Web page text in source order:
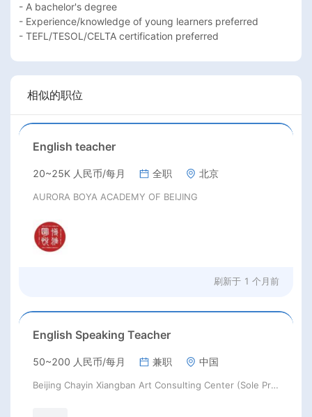
- A bachelor's degree
- Experience/knowledge of young learners preferred
- TEFL/TESOL/CELTA certification preferred
相似的职位
English teacher
20~25K 人民币/每月 全职 北京
AURORA BOYA ACADEMY OF BEIJING
刷新于 1 个月前
English Speaking Teacher
50~200 人民币/每月 兼职 中国
Beijing Chayin Xiangban Art Consulting Center (Sole Proprietorship)